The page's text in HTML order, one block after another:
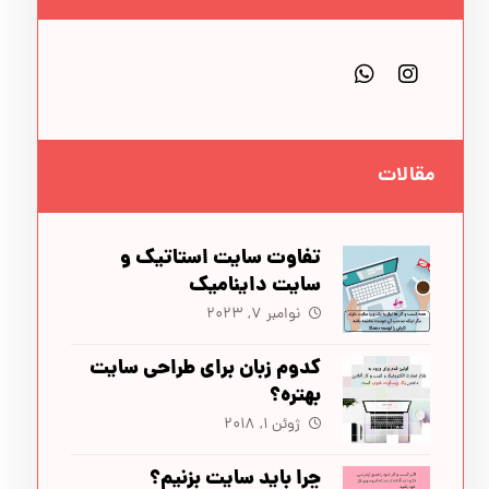
مقالات
تفاوت سایت‌ استاتیک و
سایت‌ داینامیک
نوامبر ۷, ۲۰۲۳
کدوم زبان برای طراحی سایت
بهتره؟
ژوئن ۱, ۲۰۱۸
چرا باید سایت بزنیم؟